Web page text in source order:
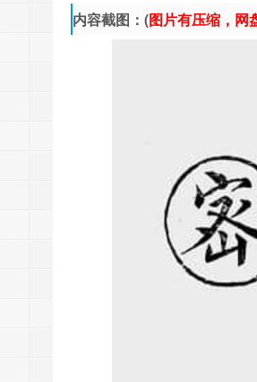
内容截图：(图片有压缩，网